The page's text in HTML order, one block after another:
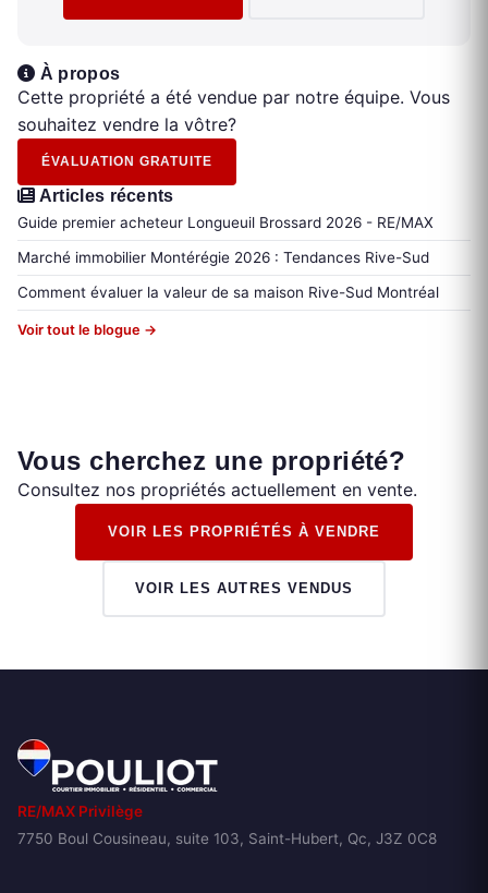
À propos
Cette propriété a été vendue par notre équipe. Vous
souhaitez vendre la vôtre?
ÉVALUATION GRATUITE
Articles récents
Guide premier acheteur Longueuil Brossard 2026 - RE/MAX
Marché immobilier Montérégie 2026 : Tendances Rive-Sud
Comment évaluer la valeur de sa maison Rive-Sud Montréal
Voir tout le blogue →
Vous cherchez une propriété?
Consultez nos propriétés actuellement en vente.
VOIR LES PROPRIÉTÉS À VENDRE
VOIR LES AUTRES VENDUS
RE/MAX Privilège
7750 Boul Cousineau, suite 103, Saint-Hubert, Qc, J3Z 0C8